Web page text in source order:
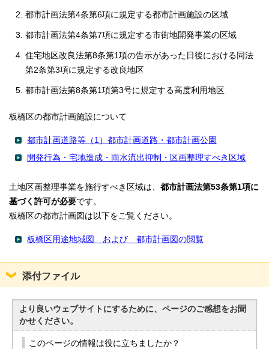
都市計画法第4条第6項に規定する都市計画施設の区域
都市計画法第4条第7項に規定する市街地開発事業の区域
住宅地区改良法第8条第1項の告示があった日後における同法
第2条第3項に規定する改良地区
都市計画法第8条第1項第3号に規定する高度利用地区
板橋区の都市計画施設について
都市計画道路等（1）都市計画道路・都市計画公園
開発行為・宅地造成・雨水流出抑制・区画整理すべき区域
土地区画整理事業を施行すべき区域は、 都市計画法第53条第1項に
基づく許可が必要です。
板橋区の都市計画図は以下をご覧ください。
板橋区用途地域図 および 都市計画図の閲覧
添付ファイル
より良いウェブサイトにするために、ページのご感想をお聞
かせください。
このページの情報は役に立ちましたか？